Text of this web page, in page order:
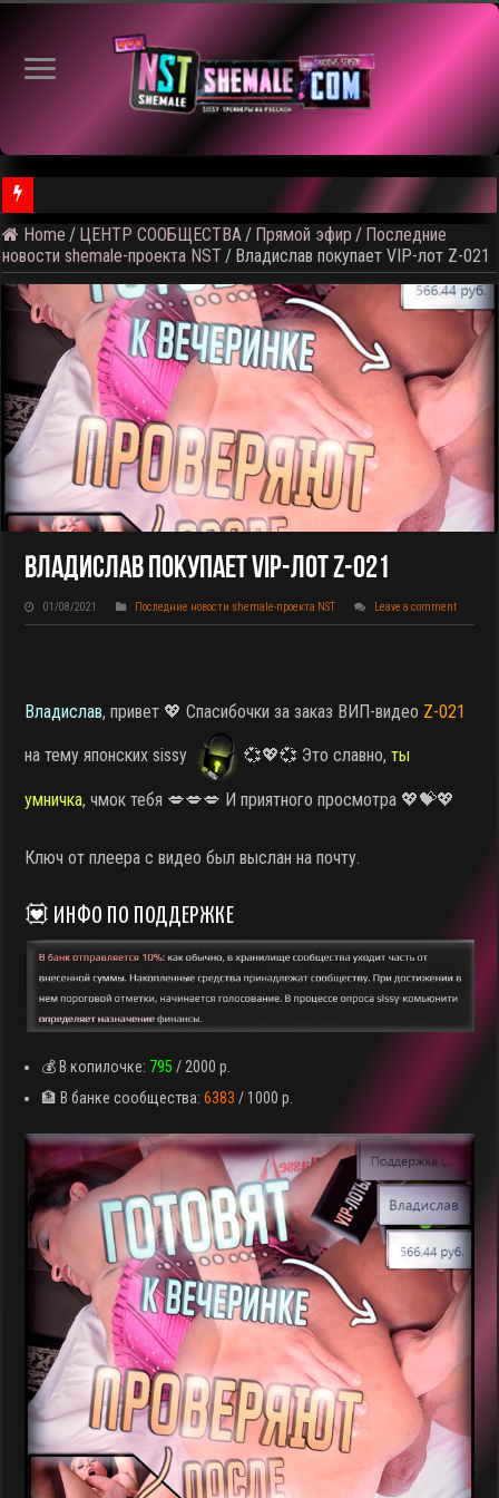
⚠️ Результаты голосования и тема следующего откртытого
Home / ЦЕНТР СООБЩЕСТВА / Прямой эфир / Последние
новости shemale-проекта NST / Владислав покупает VIP-лот Z-021
Владислав Покупает VIP-Лот Z-021
01/08/2021 Последние новости shemale-проекта NST Leave a comment
Владислав, привет 💖 Спасибочки за заказ ВИП-видео Z-021
на тему японских sissy 💞💖💞 Это славно,ты
умничка, чмок тебя 💋💋💋 И приятного просмотра 💖💝💖
Ключ от плеера с видео был выслан на почту.
💟 ИНФО ПО ПОДДЕРЖКЕ
💰 В копилочке: 795/ 2000 р.
🏦 В банке сообщества:6383 / 1000 р.